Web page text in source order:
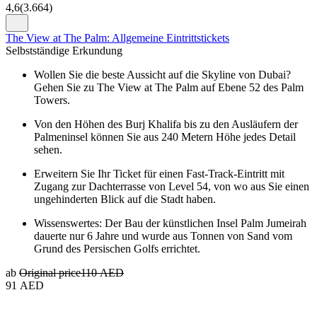
4,6(3.664)
The View at The Palm: Allgemeine Eintrittstickets
Selbstständige Erkundung
Wollen Sie die beste Aussicht auf die Skyline von Dubai?
Gehen Sie zu The View at The Palm auf Ebene 52 des Palm
Towers.
Von den Höhen des Burj Khalifa bis zu den Ausläufern der
Palmeninsel können Sie aus 240 Metern Höhe jedes Detail
sehen.
Erweitern Sie Ihr Ticket für einen Fast-Track-Eintritt mit
Zugang zur Dachterrasse von Level 54, von wo aus Sie einen
ungehinderten Blick auf die Stadt haben.
Wissenswertes: Der Bau der künstlichen Insel Palm Jumeirah
dauerte nur 6 Jahre und wurde aus Tonnen von Sand vom
Grund des Persischen Golfs errichtet.
ab Original price110 AED
91 AED